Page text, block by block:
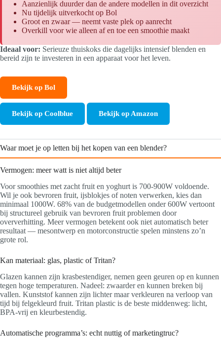
Aanzienlijk duurder dan de andere modellen in dit overzicht
Nu tijdelijk uitverkocht op Bol
Groot en zwaar — neemt vaste plek op aanrecht
Overkill voor wie alleen af en toe een smoothie maakt
Ideaal voor: Serieuze thuiskoks die dagelijks intensief blenden en
bereid zijn te investeren in een apparaat voor het leven.
Bekijk op Bol
Bekijk op Coolblue Bekijk op Amazon
Waar moet je op letten bij het kopen van een blender?
Vermogen: meer watt is niet altijd beter
Voor smoothies met zacht fruit en yoghurt is 700-900W voldoende.
Wil je ook bevroren fruit, ijsblokjes of noten verwerken, kies dan
minimaal 1000W. 68% van de budgetmodellen onder 600W vertoont
bij structureel gebruik van bevroren fruit problemen door
oververhitting. Meer vermogen betekent ook niet automatisch beter
resultaat — mesontwerp en motorconstructie spelen minstens zo’n
grote rol.
Kan materiaal: glas, plastic of Tritan?
Glazen kannen zijn krasbestendiger, nemen geen geuren op en kunnen
tegen hoge temperaturen. Nadeel: zwaarder en kunnen breken bij
vallen. Kunststof kannen zijn lichter maar verkleuren na verloop van
tijd bij felgekleurd fruit. Tritan plastic is de beste middenweg: licht,
BPA-vrij en kleurbestendig.
Automatische programma’s: echt nuttig of marketingtruc?